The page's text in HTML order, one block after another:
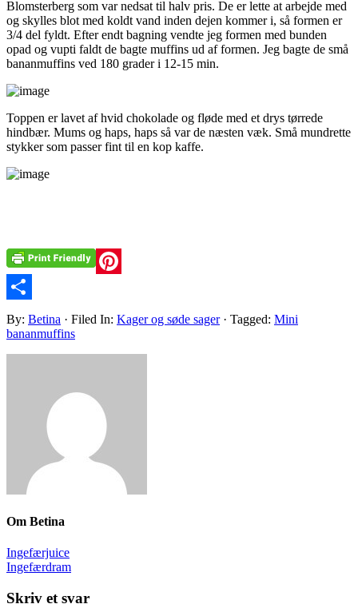
Blomsterberg som var nedsat til halv pris. De er lette at arbejde med
og skylles blot med koldt vand inden dejen kommer i, så formen er
3/4 del fyldt. Efter endt bagning vendte jeg formen med bunden
opad og vupti faldt de bagte muffins ud af formen. Jeg bagte de små
bananmuffins ved 180 grader i 12-15 min.
Toppen er lavet af hvid chokolade og fløde med et drys tørrede
hindbær. Mums og haps, haps så var de næsten væk. Små mundrette
stykker som passer fint til en kop kaffe.
Pinterest
Share
By: Betina · Filed In: Kager og søde sager · Tagged: Mini
bananmuffins
Om Betina
Ingefærjuice
Ingefærdram
Skriv et svar